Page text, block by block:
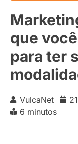
que
para ter
VulcaNet
6 minutos